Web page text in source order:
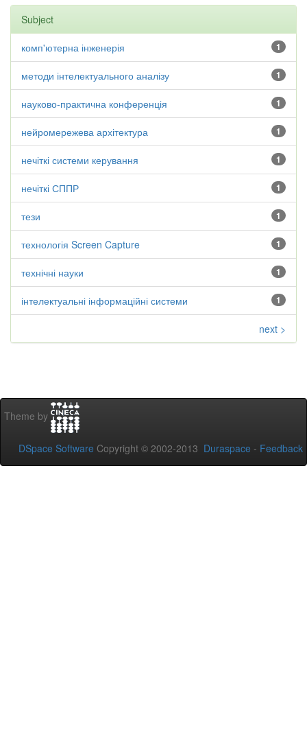
Subject
1
комп'ютерна інженерія
1
методи інтелектуального аналізу
1
науково-практична конференція
1
нейромережева архітектура
1
нечіткі системи керування
1
нечіткі СППР
1
тези
1
технологія Screen Capture
1
технічні науки
1
інтелектуальні інформаційні системи
next >
Theme by
DSpace Software Copyright © 2002-2013 Duraspace - Feedback